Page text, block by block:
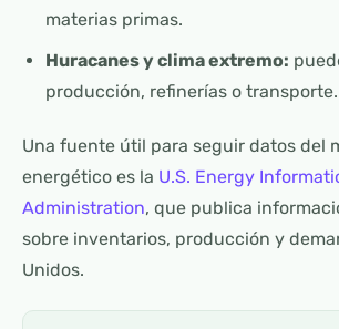
materias primas.
Huracanes y clima extremo:
producción, refinerías o transporte.
Una fuente útil para seguir datos del
energético es la U.S. Energy
Administration, que publica
sobre inventarios, producción y
Unidos.